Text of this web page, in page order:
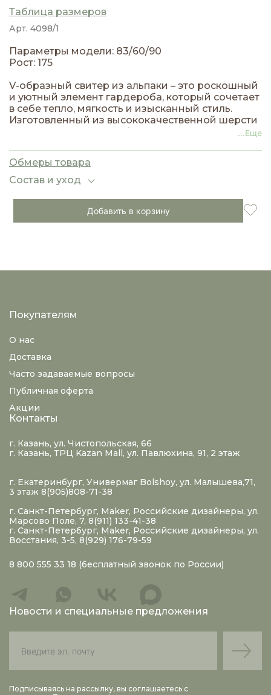
Таблица размеров
Добавить в корзину
Арт. 4098/1
Параметры модели: 83/60/90
Рост: 175
V-образный свитер из альпаки – это роскошный
и уютный элемент гардероба, который сочетает
в себе тепло, мягкость и изысканный стиль.
Изготовленный из высококачественной шерсти
альпаки, этот свитер обеспечивает
превосходную теплоизоляцию. Шерсть альпаки
известна своей мягкостью, шелковистой
текстурой и гипоаллергенными свойствами, что
делает этот свитер идеальным для холодного
времени года. V-образный вырез подчеркивает
зону декольте, добавляя образу элегантности и
универсальности.
...Еще
Обмеры товара
Состав и уход
Покупателям
О нас
Доставка
Часто задаваемые вопросы
Публичная оферта
Акции
Контакты
г. Казань, ул. Чистопольская, 66
г. Казань, ТРЦ Kazan Mall, ул. Павлюхина, 91, 2 этаж
г. Екатеринбург, Универмаг Bolshoy, ул. Малышева,71,
3 этаж 8(905)808-71-38
г. Санкт-Петербург, Maker, Российские дизайнеры, ул.
Марсово Поле, 7, 8(911) 133-41-38
г. Санкт-Петербург, Maker, Российские дизайнеры, ул.
Восстания, 3-5, 8(929) 176-79-59
8 800 555 33 18 (бесплатный звонок по России)
Новости и специальные предложения
Подписываясь на рассылку, вы соглашаетесь с